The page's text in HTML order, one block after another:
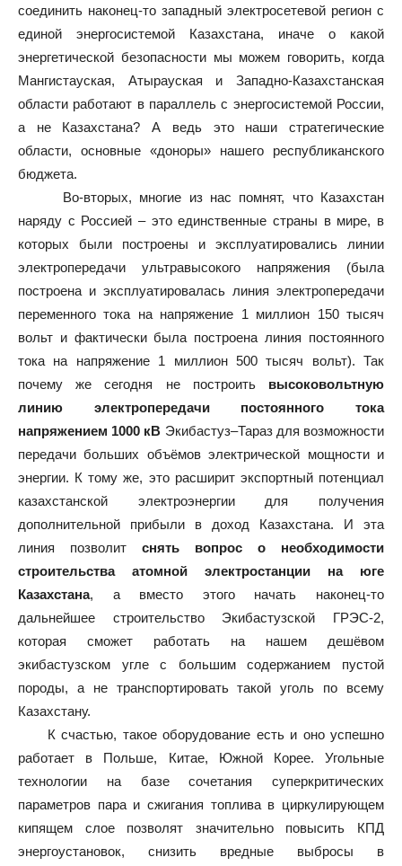
соединить наконец-то западный электросетевой регион с
единой энергосистемой Казахстана, иначе о какой
энергетической безопасности мы можем говорить, когда
Мангистауская, Атырауская и Западно-Казахстанская
области работают в параллель с энергосистемой России,
а не Казахстана? А ведь это наши стратегические
области, основные «доноры» нашего республиканского
бюджета.
Во-вторых, многие из нас помнят, что Казахстан
наряду с Россией – это единственные страны в мире, в
которых были построены и эксплуатировались линии
электропередачи ультравысокого напряжения (была
построена и эксплуатировалась линия электропередачи
переменного тока на напряжение 1 миллион 150 тысяч
вольт и фактически была построена линия постоянного
тока на напряжение 1 миллион 500 тысяч вольт). Так
почему же сегодня не построить высоковольтную
линию электропередачи постоянного тока
напряжением 1000 кВ Экибастуз–Тараз для возможности
передачи больших объёмов электрической мощности и
энергии. К тому же, это расширит экспортный потенциал
казахстанской электроэнергии для получения
дополнительной прибыли в доход Казахстана. И эта
линия позволит снять вопрос о необходимости
строительства атомной электростанции на юге
Казахстана, а вместо этого начать наконец-то
дальнейшее строительство Экибастузской ГРЭС-2,
которая сможет работать на нашем дешёвом
экибастузском угле с большим содержанием пустой
породы, а не транспортировать такой уголь по всему
Казахстану.
К счастью, такое оборудование есть и оно успешно
работает в Польше, Китае, Южной Корее. Угольные
технологии на базе сочетания суперкритических
параметров пара и сжигания топлива в циркулирующем
кипящем слое позволят значительно повысить КПД
энергоустановок, снизить вредные выбросы в